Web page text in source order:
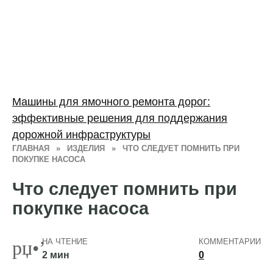
ГЛАВНАЯ » ИЗДЕЛИЯ »
ЧТО СЛЕДУЕТ ПОМНИТЬ ПРИ
ПОКУПКЕ НАСОСА
Что следует помнить при
покупке насоса
НА ЧТЕНИЕ
2 мин
КОММЕНТАРИИ
0
Машины для ямочного ремонта дорог:
эффективные решения для поддержания
дорожной инфраструктуры